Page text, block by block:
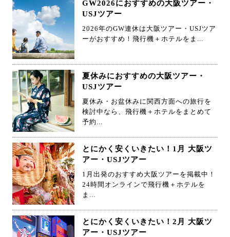
GW2026におすすめの大阪ツアー・
USJツアー
2026年のGW連休は大阪ツアー・USJツア
ーがおすすめ！飛行機＋ホテルをま...
夏休みにおすすめの大阪ツアー・
USJツアー
夏休み・お盆休みに関西方面への旅行を
検討中なら、飛行機＋ホテルをまとめて
予約...
とにかく安くいきたい！1月 大阪ツ
アー・USJツアー
1月出発のおすすめ大阪ツアーを掲載中！
24時間オンラインで飛行機＋ホテルを
ま...
とにかく安くいきたい！2月 大阪ツ
アー・USJツアー